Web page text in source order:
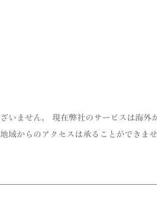
いません。 現在弊社のサービスは海外
域からのアクセスは承ることができませ